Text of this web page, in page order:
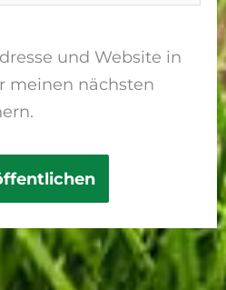
und Website in
meinen nächsten